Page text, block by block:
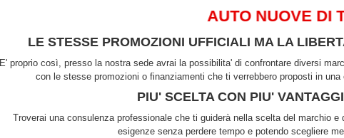
AUTO NUOVE DI
LE STESSE PROMOZIONI UFFICIALI MA LA
E' proprio così, presso la nostra sede avrai la possibilita' di confrontare diversi
con le stesse promozioni o finanziamenti che ti verrebbero proposti in
PIU' SCELTA CON PIU' VANTAGGI
Troverai una consulenza professionale che ti guiderà nella scelta del marchio e
esigenze senza perdere tempo e potendo scegliere